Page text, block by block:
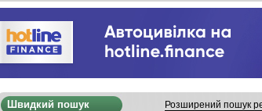
Швидкий пошук Розширений пошук